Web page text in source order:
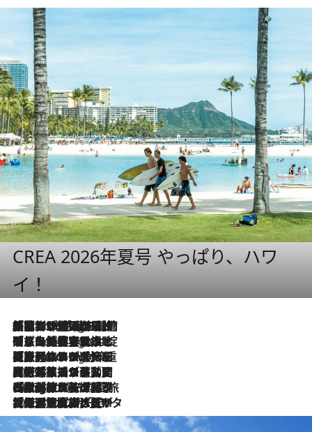
CREA 2026年夏号 やっぱり、ハワ
イ！
2 Hours Ago
「荷物が増えるほど旅ストレスは増す」美容ジャーナリストがたどり着いた最終結論。“化粧品を劇的に減らす”感動の凝縮美容とは
2 Hours Ago
「旅先には金髪ウィッグを持参」日本と同じメイクでは損してる!? 美容ジャーナリストが提案する“掟破りの旅美容”とは
2 Hours Ago
【厳選旅コスメ】「身軽さ＆UV対策重視！」ヘアアーティストshucoが選んだ夏旅ベストコスメを発表【Mサイズジップ】
2026.8.5
【厳選旅コスメ】国内をあちこち移動する河井菜摘が選んだ夏旅ベストコスメ発表！「リラックスアイテムはマスト」【Mサイズジップ】
2026.8.4
【厳選旅コスメ】「紫外線＆乾燥対策しながらメイク感も！」ヘア＆メイクGeorgeが選んだ夏旅ベストコスメを発表！【Mサイズジップ】
2026.8.3
【厳選旅コスメ】「保湿もタイパ重視！」“サウナ好き”タレント清水みさとが愛用する夏旅ベストコスメを発表！【Mサイズジップ】